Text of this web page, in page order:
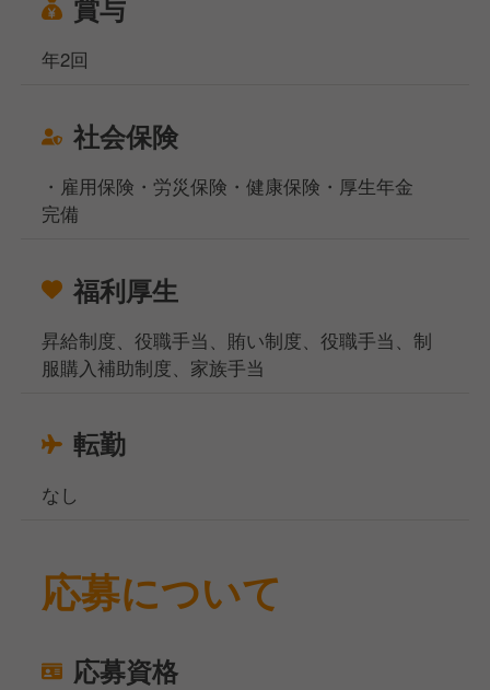
賞与
年2回
社会保険
・雇用保険・労災保険・健康保険・厚生年金
完備
福利厚生
昇給制度、役職手当、賄い制度、役職手当、制
服購入補助制度、家族手当
転勤
なし
応募について
応募資格